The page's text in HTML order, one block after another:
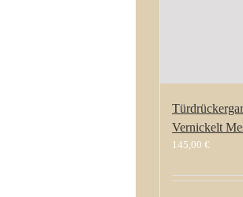
Vernickelt
145,00 €